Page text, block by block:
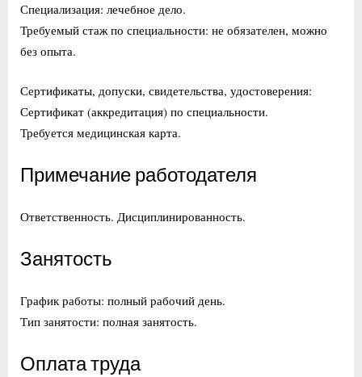
Специализация: лечебное дело.
Требуемый стаж по специальности: не обязателен, можно
без опыта.
Сертификаты, допуски, свидетельства, удостоверения:
Сертификат (аккредитация) по специальности.
Требуется медицинская карта.
Примечание работодателя
Ответственность. Дисциплинированность.
Занятость
График работы: полный рабочий день.
Тип занятости: полная занятость.
Оплата труда